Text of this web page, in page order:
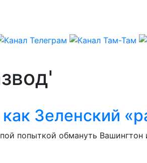
Зеленский
попыткой обмануть